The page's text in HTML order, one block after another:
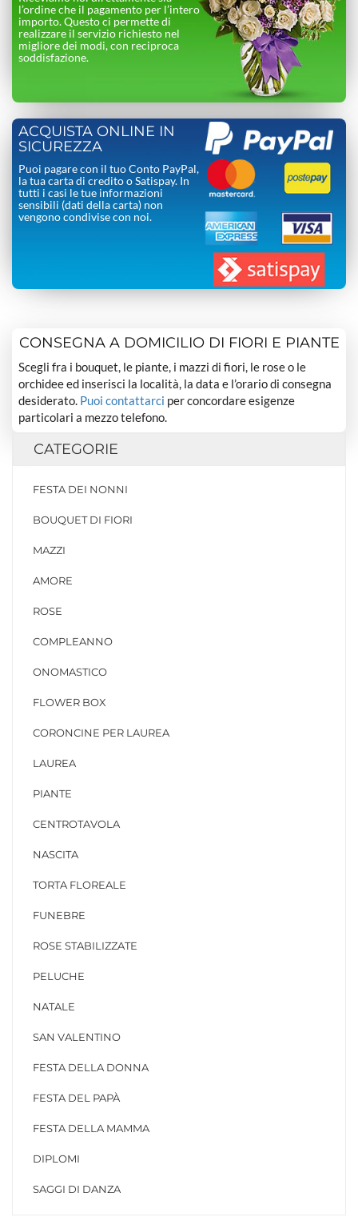
l’ordine che il pagamento per l’intero
importo. Questo ci permette di
realizzare il servizio richiesto nel
migliore dei modi, con reciproca
soddisfazione.
ACQUISTA ONLINE IN
SICUREZZA
Puoi pagare con il tuo Conto PayPal,
la tua carta di credito o Satispay. In
tutti i casi le tue informazioni
sensibili (dati della carta) non
vengono condivise con noi.
CONSEGNA A DOMICILIO DI FIORI E PIANTE
Scegli fra i bouquet, le piante, i mazzi di fiori, le rose o le
orchidee ed inserisci la località, la data e l’orario di consegna
desiderato. Puoi contattarci per concordare esigenze
particolari a mezzo telefono.
CATEGORIE
FESTA DEI NONNI
BOUQUET DI FIORI
MAZZI
AMORE
ROSE
COMPLEANNO
ONOMASTICO
FLOWER BOX
CORONCINE PER LAUREA
LAUREA
PIANTE
CENTROTAVOLA
NASCITA
TORTA FLOREALE
FUNEBRE
ROSE STABILIZZATE
PELUCHE
NATALE
SAN VALENTINO
FESTA DELLA DONNA
FESTA DEL PAPÀ
FESTA DELLA MAMMA
DIPLOMI
SAGGI DI DANZA